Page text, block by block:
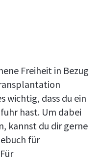
Freiheit in Bezug
wichtig, dass du ein
hast. Um dabei
kannst du dir gerne
für